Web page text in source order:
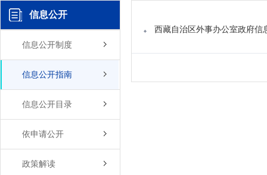
信息公开
信息公开制度
信息公开指南
信息公开目录
依申请公开
政策解读
西藏自治区外事办公室政府信